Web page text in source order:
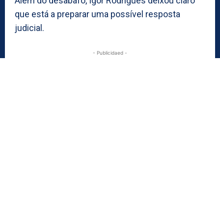
que está a preparar uma possível resposta
judicial.
- Publicidaed -